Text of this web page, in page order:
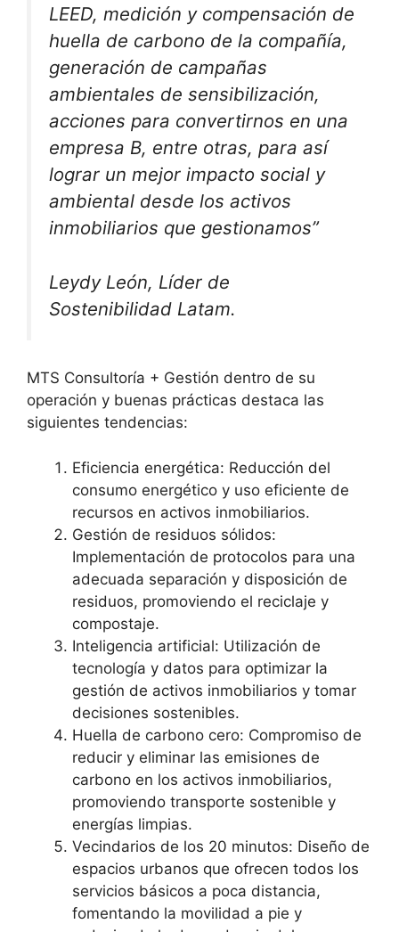
LEED, medición y compensación de
huella de carbono de la compañía,
generación de campañas
ambientales de sensibilización,
acciones para convertirnos en una
empresa B, entre otras, para así
lograr un mejor impacto social y
ambiental desde los activos
inmobiliarios que gestionamos”
Leydy León, Líder de
Sostenibilidad Latam.
MTS Consultoría + Gestión dentro de su
operación y buenas prácticas destaca las
siguientes tendencias:
Eficiencia energética: Reducción del
consumo energético y uso eficiente de
recursos en activos inmobiliarios.
Gestión de residuos sólidos:
Implementación de protocolos para una
adecuada separación y disposición de
residuos, promoviendo el reciclaje y
compostaje.
Inteligencia artificial: Utilización de
tecnología y datos para optimizar la
gestión de activos inmobiliarios y tomar
decisiones sostenibles.
Huella de carbono cero: Compromiso de
reducir y eliminar las emisiones de
carbono en los activos inmobiliarios,
promoviendo transporte sostenible y
energías limpias.
Vecindarios de los 20 minutos: Diseño de
espacios urbanos que ofrecen todos los
servicios básicos a poca distancia,
fomentando la movilidad a pie y